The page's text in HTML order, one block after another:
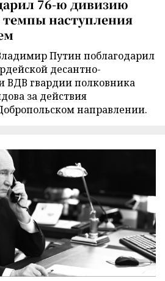
76-ю дивизию
наступления
Путин поблагодарил
десантно-
ВДВ гвардии полковника
за действия
направлении.